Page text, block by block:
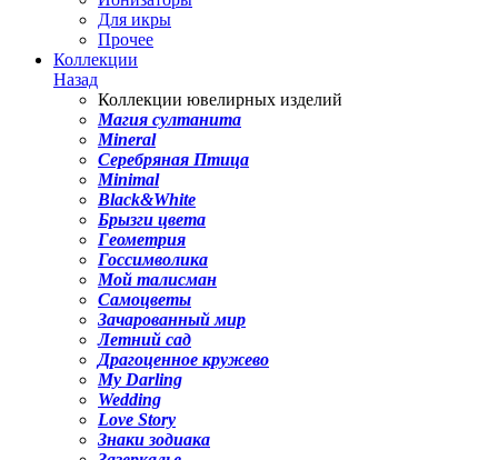
Для икры
Прочее
Коллекции
Назад
Коллекции ювелирных изделий
Магия султанита
Mineral
Серебряная Птица
Minimal
Black&White
Брызги цвета
Геометрия
Госсимволика
Мой талисман
Самоцветы
Зачарованный мир
Летний сад
Драгоценное кружево
My Darling
Wedding
Love Story
Знаки зодиака